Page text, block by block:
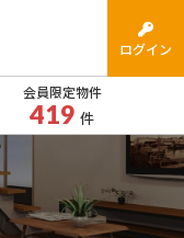
ログイン
会員限定物件
419 件